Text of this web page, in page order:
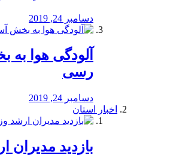
دسامبر 24, 2019
آلودگی هوا
رسی
دسامبر 24, 2019
اخبار استان
بازدید مدیران